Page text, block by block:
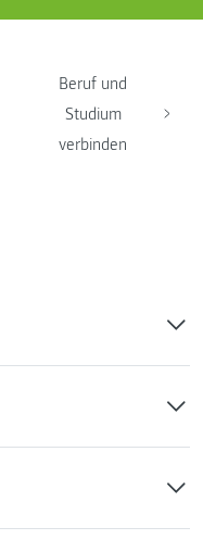
Beruf und
Studium
verbinden